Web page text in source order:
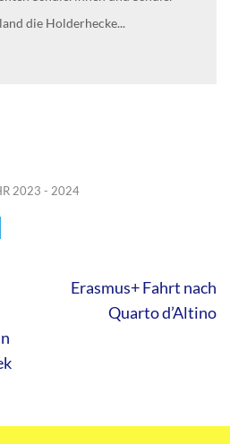
die Holderhecke...
2023 - 2024
Erasmus+ Fahrt nach
Quarto d’Altino